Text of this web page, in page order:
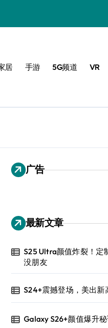
居 手游 5G频道 VR
广告
最新文章
S25 Ultra颜值炸裂！定
没朋友
S24+震撼登场，美出新
Galaxy S26+颜值爆升